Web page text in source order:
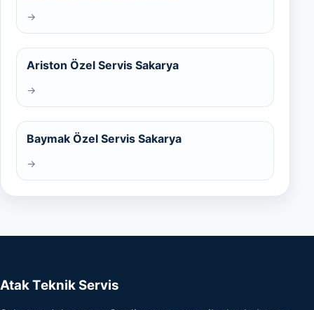
→
Ariston Özel Servis Sakarya
→
Baymak Özel Servis Sakarya
→
Atak Teknik Servis